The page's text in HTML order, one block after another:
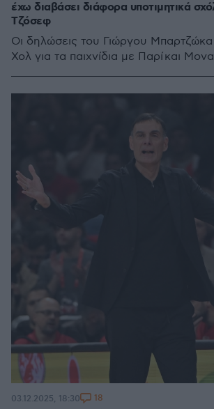
έχω διαβάσει διάφορα υποτιμητικά
Τζόσεφ
Οι δηλώσεις του Γιώργου
Χολ για τα παιχνίδια με Παρί και
03.12.2025, 18:30 18